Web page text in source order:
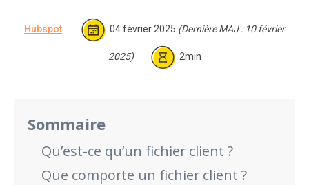
Hubspot 04 février 2025 (Dernière MAJ : 10 février
2025) 2min
Sommaire
Qu’est-ce qu’un fichier client ?
Que comporte un fichier client ?